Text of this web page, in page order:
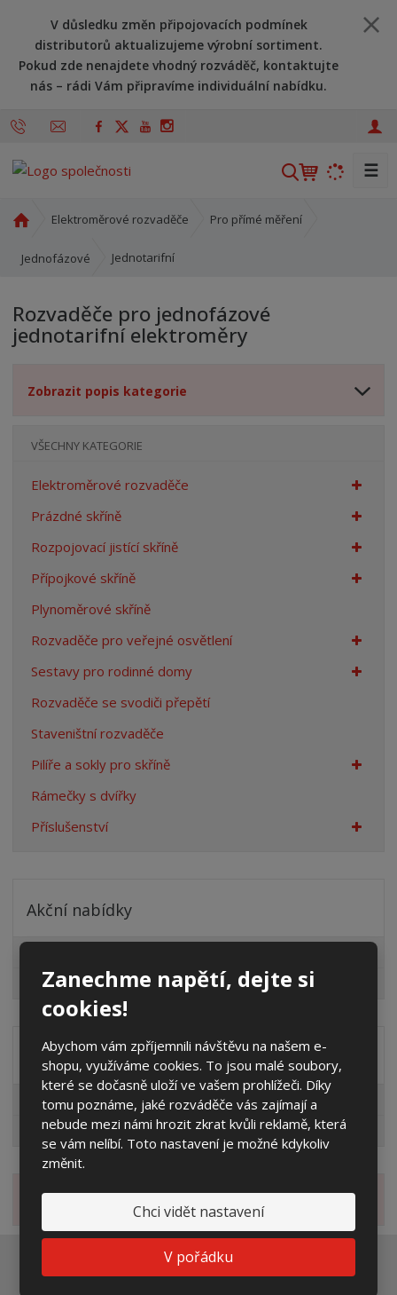
Zanechme napětí, dejte si
cookies!
Abychom vám zpříjemnili návštěvu na našem e-
shopu, využíváme cookies. To jsou malé soubory,
které se dočasně uloží ve vašem prohlížeči. Díky
tomu poznáme, jaké rozváděče vás zajímají a
nebude mezi námi hrozit zkrat kvůli reklamě, která
se vám nelíbí. Toto nastavení je možné kdykoliv
změnit.
Chci vidět nastavení
V pořádku
V důsledku změn připojovacích podmínek
distributorů aktualizujeme výrobní sortiment.
Pokud zde nenajdete vhodný rozváděč, kontaktujte
nás – rádi Vám připravíme individuální nabídku.
V
h
☰
o
í
s
a
Elektroměrové rozvaděče Pro přímé měření
Jednofázové Jednotarifní
Rozvaděče pro jednofázové
jednotarifní elektroměry
Zobrazit popis kategorie
VŠECHNY KATEGORIE
Elektroměrové rozvaděče
Prázdné skříně
Rozpojovací jistící skříně
Přípojkové skříně
Plynoměrové skříně
Rozvaděče pro veřejné osvětlení
Sestavy pro rodinné domy
Rozvaděče se svodiči přepětí
Staveništní rozvaděče
Pilíře a sokly pro skříně
Rámečky s dvířky
Příslušenství
Akční nabídky
Výprodej
Distribuční společnost
EG.D
ČEZ
Novinky
Ať vám nic neunikne